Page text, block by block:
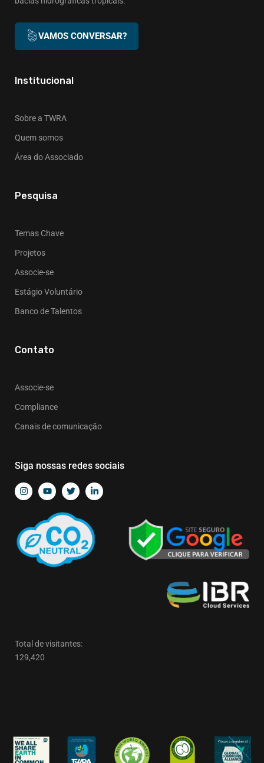
VAMOS CONVERSAR?
Institucional
Sobre a TWRA
Quem somos
Área do Associado
Pesquisa
Temas Chave
Projetos
Associe-se
Estágio Voluntário
Banco de Talentos
Contato
Associe-se
Compliance
Canais de comunicação
Siga nossas redes sociais
Total de visitantes:
129,420